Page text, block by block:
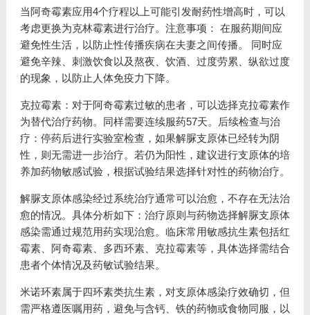
当阿奇霉素应用4个疗程以上可能引发耐药性增高时，可以
考虑更换为克林霉素进行治疗。注意事项： 在服药期间应
避免性生活，以防止性传播疾病在夫妻之间传播。 同时应
避免辛辣、刺激饮食以及熬夜、饮酒、过度劳累、纵欲过度
的现象，以防止人体免疫力下降。
克拉霉素：对于阿奇霉素过敏的患者，可以选择克拉霉素作
为替代治疗药物。同样需要连续服药57天。后续检查与治
疗：停药后进行实验室检查，如果解脲支原体已经转为阴
性，则无需进一步治疗。若仍为阳性，建议进行支原体的培
养加药物敏感试验，根据试验结果选择针对性的药物治疗。
解脲支原体感染经过系统治疗通常可以治愈，不存在无法治
愈的情况。具体分析如下：治疗原则与药物选择解脲支原体
感染需通过规范用药实现治愈。临床常用敏感抗生素包括红
霉素、阿奇霉素、多西环素、克拉霉素等，具体选择需结合
患者个体情况及药敏试验结果。
米诺环素属于四环素类抗生素，对支原体感染疗效确切，但
需严格遵医嘱用药，避免与含钙、铁的药物或食物同服，以